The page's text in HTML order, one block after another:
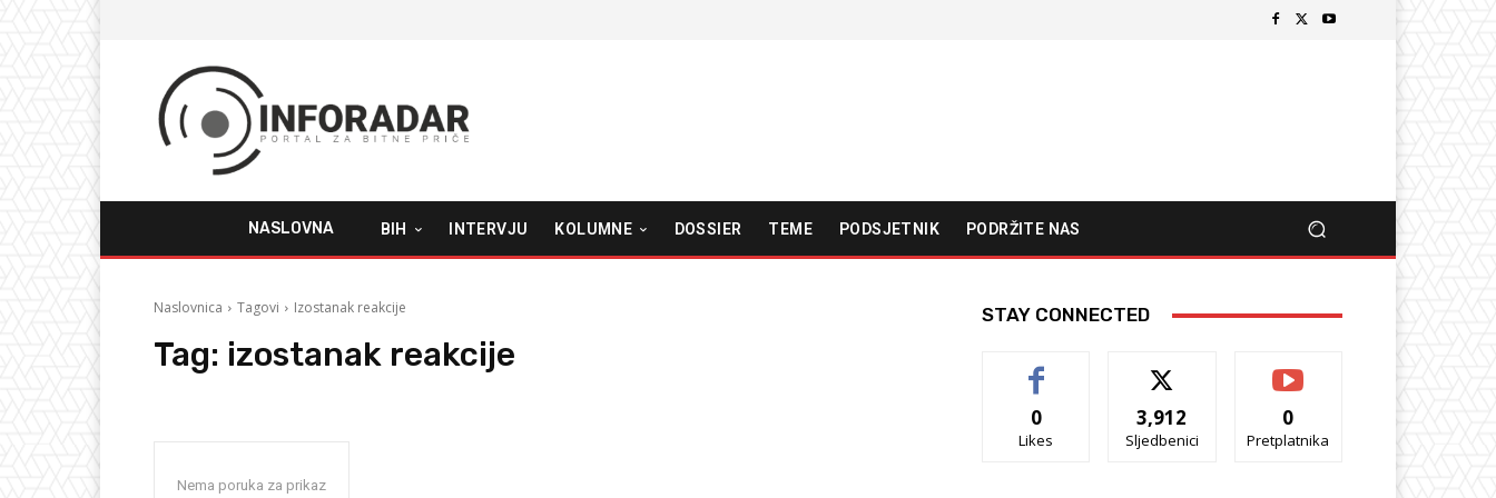
NASLOVNA BIH INTERVJU KOLUMNE DOSSIER TEME PODSJETNIK PODRŽITE NAS
Naslovnica Tagovi Izostanak reakcije
Tag: izostanak reakcije
Nema poruka za prikaz
STAY CONNECTED
0
Likes
3,912
Sljedbenici
0
Pretplatnika